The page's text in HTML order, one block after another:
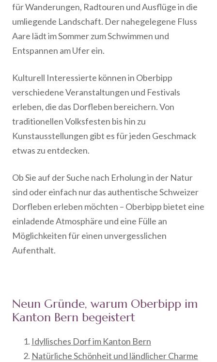
für Wanderungen, Radtouren und Ausflüge in die
umliegende Landschaft. Der nahegelegene Fluss
Aare lädt im Sommer zum Schwimmen und
Entspannen am Ufer ein.
Kulturell Interessierte können in Oberbipp
verschiedene Veranstaltungen und Festivals
erleben, die das Dorfleben bereichern. Von
traditionellen Volksfesten bis hin zu
Kunstausstellungen gibt es für jeden Geschmack
etwas zu entdecken.
Ob Sie auf der Suche nach Erholung in der Natur
sind oder einfach nur das authentische Schweizer
Dorfleben erleben möchten – Oberbipp bietet eine
einladende Atmosphäre und eine Fülle an
Möglichkeiten für einen unvergesslichen
Aufenthalt.
Neun Gründe, warum Oberbipp im
Kanton Bern begeistert
Idyllisches Dorf im Kanton Bern
Natürliche Schönheit und ländlicher Charme